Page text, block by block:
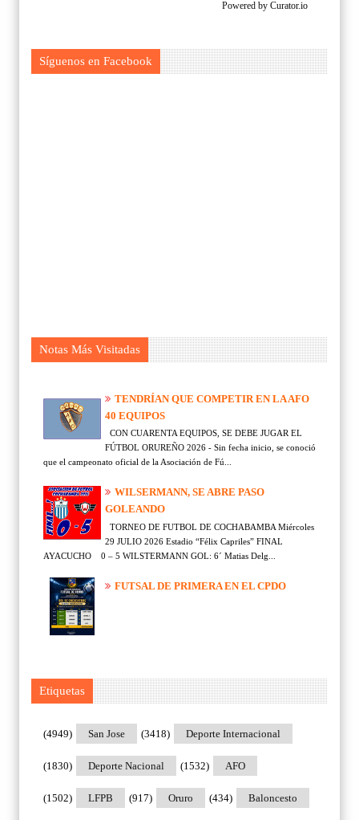
Powered by Curator.io
Síguenos en Facebook
Notas Más Visitadas
TENDRÍAN QUE COMPETIR EN LA AFO
40 EQUIPOS
CON CUARENTA EQUIPOS, SE DEBE JUGAR EL
FÚTBOL ORUREÑO 2026 - Sin fecha inicio, se conoció
que el campeonato oficial de la Asociación de Fú...
WILSERMANN, SE ABRE PASO
GOLEANDO
TORNEO DE FUTBOL DE COCHABAMBA Miércoles
29 JULIO 2026 Estadio “Félix Capriles” FINAL
AYACUCHO 0 – 5 WILSTERMANN GOL: 6´ Matias Delg...
FUTSAL DE PRIMERA EN EL CPDO
Etiquetas
San Jose
(4949) Deporte Internacional
(3418)
Deporte Nacional
(1830) AFO
(1532)
LFPB
(1502) Oruro
(917) Baloncesto
(434)